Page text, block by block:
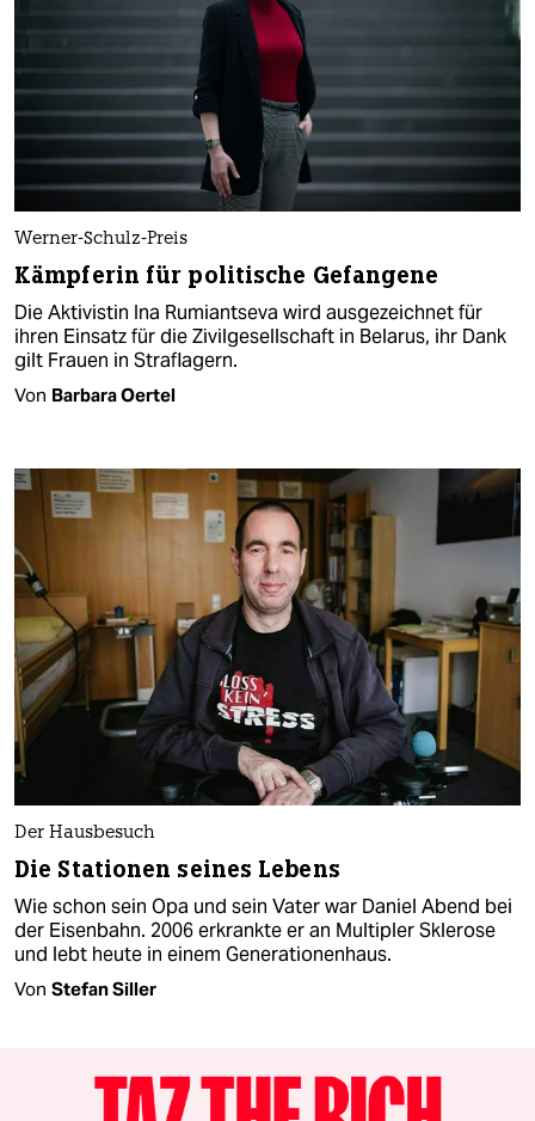
Werner-Schulz-Preis
Kämpferin für politische Gefangene
Die Aktivistin Ina Rumiantseva wird ausgezeichnet für
ihren Einsatz für die Zivilgesellschaft in Belarus, ihr Dank
gilt Frauen in Straflagern.
Von Barbara Oertel
Der Hausbesuch
Die Stationen seines Lebens
Wie schon sein Opa und sein Vater war Daniel Abend bei
der Eisenbahn. 2006 erkrankte er an Multipler Sklerose
und lebt heute in einem Generationenhaus.
Von Stefan Siller